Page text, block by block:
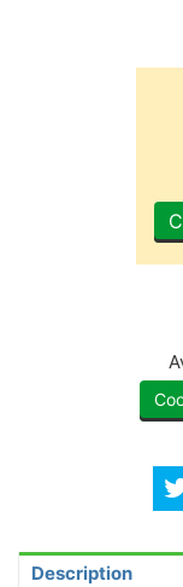
Description